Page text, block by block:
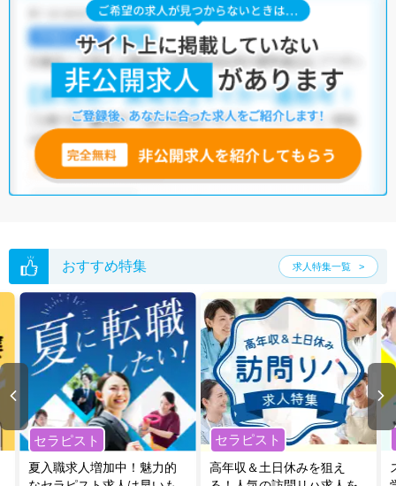
おすすめ特集 求人特集一覧
セラピスト
夏入職求人増加中！魅力的
セラピスト
高年収＆土日休みを狙え